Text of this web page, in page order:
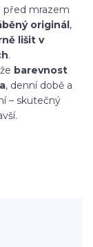
před mrazem
originál,
lišit v
.
barevnost
, denní době a
– skutečný